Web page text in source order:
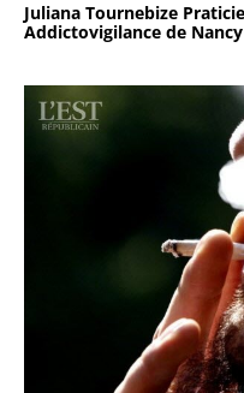
Juliana Tournebize
Addictovigilance de Nancy